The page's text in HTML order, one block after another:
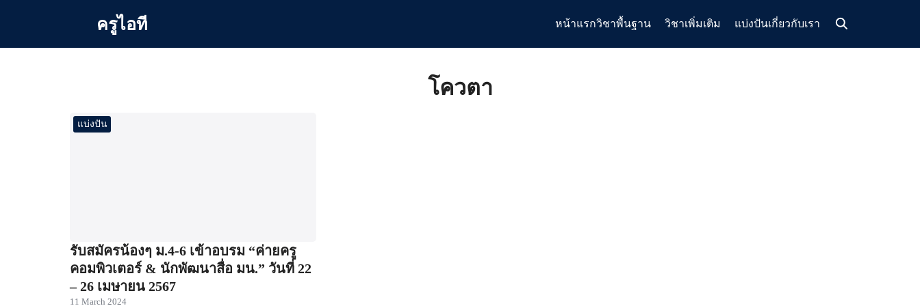
ครูไอที หน้าแรกวิชาพื้นฐาน วิชาเพิ่มเติม แบ่งปันเกี่ยวกับเรา
โควตา
แบ่งปัน
รับสมัครน้องๆ ม.4-6 เข้าอบรม “ค่ายครู
คอมพิวเตอร์ & นักพัฒนาสื่อ มน.” วันที่ 22
– 26 เมษายน 2567
11 March 2024